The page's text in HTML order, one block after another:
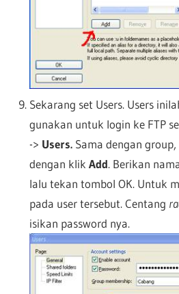
Sekarang set Users. Users
gunakan untuk login ke FTP
-> Users. Sama dengan
dengan klik Add. Berikan
lalu tekan tombol OK. Untuk
pada user tersebut. Centang
isikan password nya.